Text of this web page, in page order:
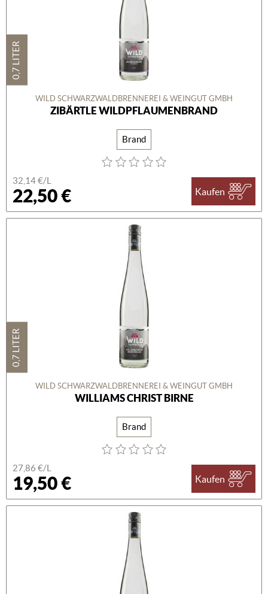
0,7 LITER
WILD SCHWARZWALDBRENNEREI & WEINGUT GMBH
ZIBÄRTLE WILDPFLAUMENBRAND
Brand
32,14 €/L
22,50 € Kaufen
0,7 LITER
WILD SCHWARZWALDBRENNEREI & WEINGUT GMBH
WILLIAMS CHRIST BIRNE
Brand
27,86 €/L
19,50 € Kaufen